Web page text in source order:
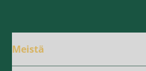
Meistä